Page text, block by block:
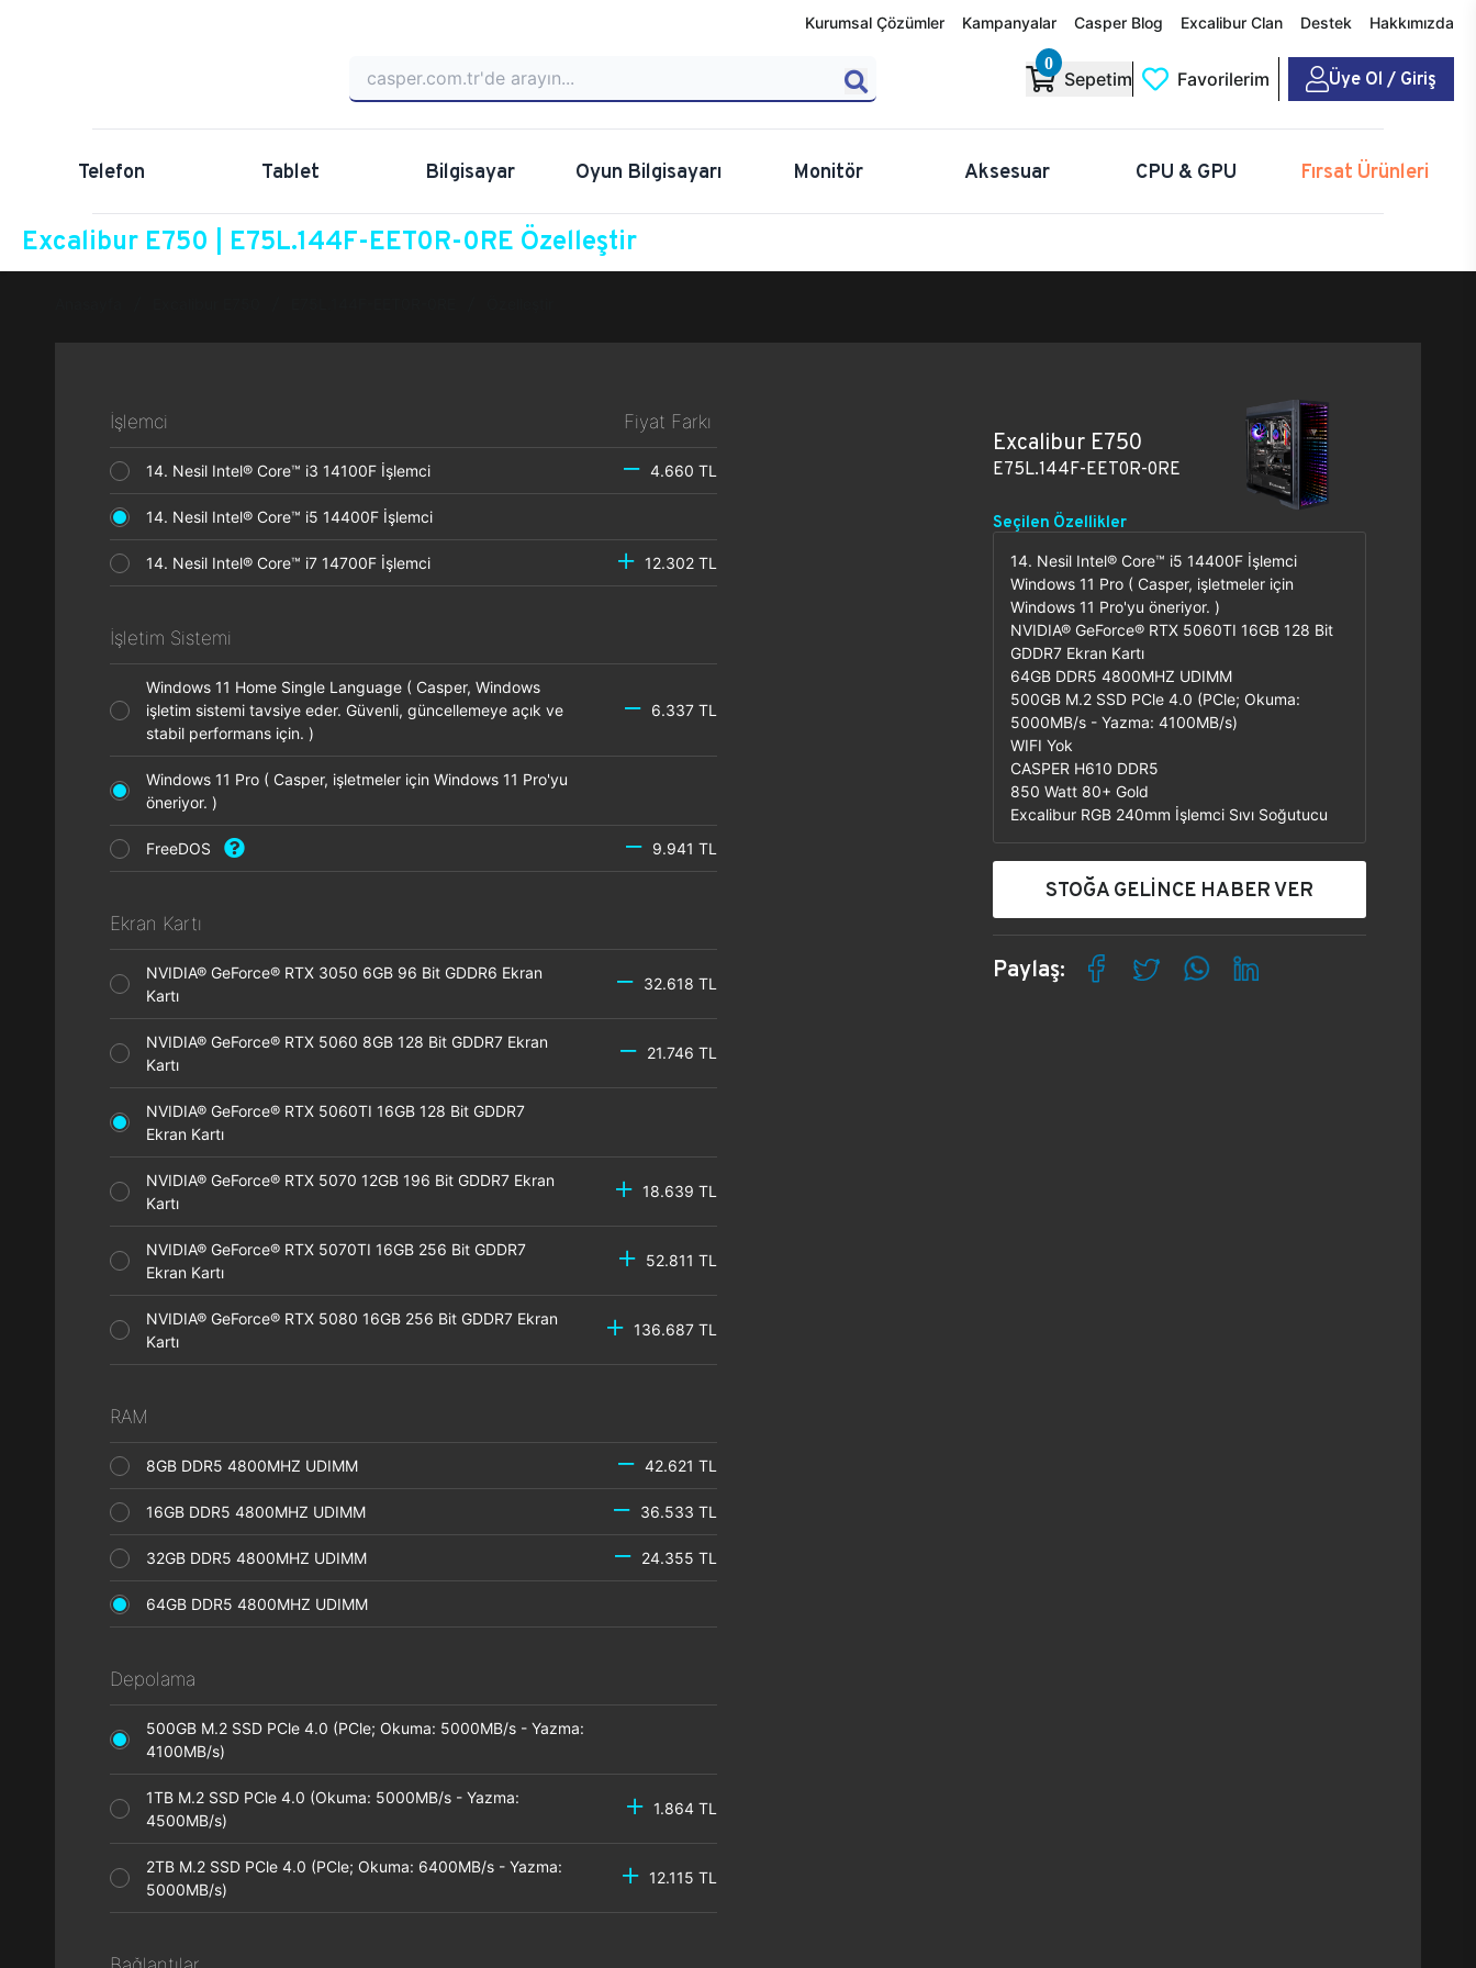
Kurumsal Çözümler Kampanyalar Casper Blog Excalibur Clan Destek Hakkımızda
0
Sepetim Favorilerim Üye Ol / Giriş
Telefon Tablet Bilgisayar Oyun Bilgisayarı Monitör Aksesuar CPU & GPU Fırsat Ürünleri
Excalibur E750 | E75L.144F-EET0R-0RE Özelleştir
İşlemci Fiyat Farkı
14. Nesil Intel® Core™ i3 14100F İşlemci 4.660 TL
14. Nesil Intel® Core™ i5 14400F İşlemci
14. Nesil Intel® Core™ i7 14700F İşlemci 12.302 TL
İşletim Sistemi
Windows 11 Home Single Language ( Casper, Windows
işletim sistemi tavsiye eder. Güvenli, güncellemeye açık ve
stabil performans için. )
6.337 TL
Windows 11 Pro ( Casper, işletmeler için Windows 11 Pro'yu
öneriyor. )
FreeDOS 9.941 TL
Ekran Kartı
NVIDIA® GeForce® RTX 3050 6GB 96 Bit GDDR6 Ekran
Kartı
32.618 TL
NVIDIA® GeForce® RTX 5060 8GB 128 Bit GDDR7 Ekran
Kartı
21.746 TL
NVIDIA® GeForce® RTX 5060TI 16GB 128 Bit GDDR7
Ekran Kartı
NVIDIA® GeForce® RTX 5070 12GB 196 Bit GDDR7 Ekran
Kartı
18.639 TL
NVIDIA® GeForce® RTX 5070TI 16GB 256 Bit GDDR7
Ekran Kartı
52.811 TL
NVIDIA® GeForce® RTX 5080 16GB 256 Bit GDDR7 Ekran
Kartı
136.687 TL
RAM
8GB DDR5 4800MHZ UDIMM 42.621 TL
16GB DDR5 4800MHZ UDIMM 36.533 TL
32GB DDR5 4800MHZ UDIMM 24.355 TL
64GB DDR5 4800MHZ UDIMM
Depolama
500GB M.2 SSD PCle 4.0 (PCle; Okuma: 5000MB/s - Yazma:
4100MB/s)
1TB M.2 SSD PCle 4.0 (Okuma: 5000MB/s - Yazma:
4500MB/s)
1.864 TL
2TB M.2 SSD PCle 4.0 (PCle; Okuma: 6400MB/s - Yazma:
5000MB/s)
12.115 TL
Excalibur E750
E75L.144F-EET0R-0RE
Seçilen Özellikler
14. Nesil Intel® Core™ i5 14400F İşlemci
Windows 11 Pro ( Casper, işletmeler için
Windows 11 Pro'yu öneriyor. )
NVIDIA® GeForce® RTX 5060TI 16GB 128 Bit
GDDR7 Ekran Kartı
64GB DDR5 4800MHZ UDIMM
500GB M.2 SSD PCle 4.0 (PCle; Okuma:
5000MB/s - Yazma: 4100MB/s)
WIFI Yok
CASPER H610 DDR5
850 Watt 80+ Gold
Excalibur RGB 240mm İşlemci Sıvı Soğutucu
STOĞA GELİNCE HABER VER
Paylaş: